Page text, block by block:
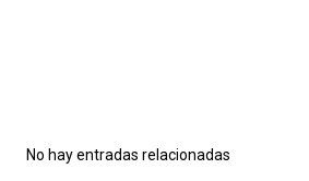
No hay entradas relacionadas